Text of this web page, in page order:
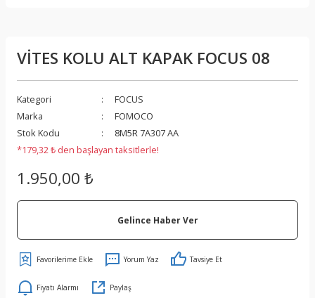
VİTES KOLU ALT KAPAK FOCUS 08
Kategori
FOCUS
Marka
FOMOCO
Stok Kodu
8M5R 7A307 AA
*179,32 ₺ den başlayan taksitlerle!
1.950,00 ₺
Gelince Haber Ver
Yorum Yaz Tavsiye Et
Fiyatı Alarmı Paylaş